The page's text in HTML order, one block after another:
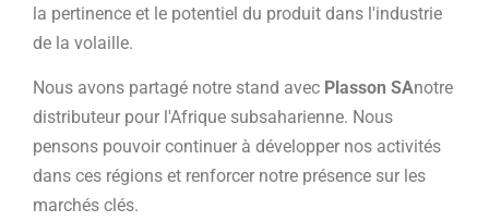
la pertinence et le potentiel du produit dans l'industrie
de la volaille.
Nous avons partagé notre stand avec Plasson SAnotre
distributeur pour l'Afrique subsaharienne. Nous
pensons pouvoir continuer à développer nos activités
dans ces régions et renforcer notre présence sur les
marchés clés.